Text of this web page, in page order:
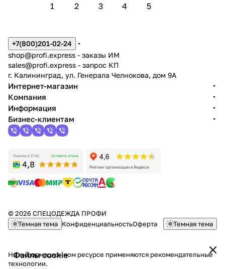
1 2 3 4 5
Файлы cookie
+7(800)201-02-24
shop@profi.express - заказы ИМ
sales@profi.express - запрос КП
г. Калининград, ул. Генерала Челнокова, дом 9A
Интернет-магазин
Компания
Информация
Бизнес-клиентам
© 2026 СПЕЦОДЕЖДА ПРОФИ
Темная тема КонфиденциальностьОферта Темная тема
На информационном ресурсе применяются рекомендательные
технологии.